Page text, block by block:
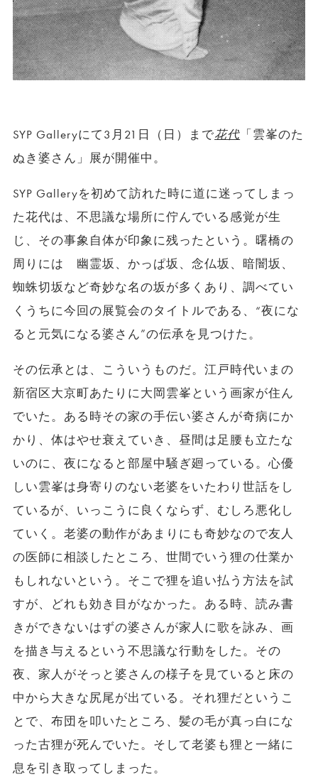
SYP Galleryにて3月21日（日）まで花代 「雲峯のた
ぬき婆さん」展が開催中。
SYP Galleryを初めて訪れた時に道に迷ってしまっ
た花代は、不思議な場所に佇んでいる感覚が生
じ、その事象自体が印象に残ったという。曙橋の
周りには 幽霊坂、かっぱ坂、念仏坂、暗闇坂、
蜘蛛切坂など奇妙な名の坂が多くあり、調べてい
くうちに今回の展覧会のタイトルである、“夜にな
ると元気になる婆さん”の伝承を見つけた。
その伝承とは、こういうものだ。江戸時代いまの
新宿区大京町あたりに大岡雲峯という画家が住ん
でいた。ある時その家の手伝い婆さんが奇病にか
かり、体はやせ衰えていき、昼間は足腰も立たな
いのに、夜になると部屋中騒ぎ廻っている。心優
しい雲峯は身寄りのない老婆をいたわり世話をし
ているが、いっこうに良くならず、むしろ悪化し
ていく。老婆の動作があまりにも奇妙なので友人
の医師に相談したところ、世間でいう狸の仕業か
もしれないという。そこで狸を追い払う方法を試
すが、どれも効き目がなかった。ある時、読み書
きができないはずの婆さんが家人に歌を詠み、画
を描き与えるという不思議な行動をした。その
夜、家人がそっと婆さんの様子を見ていると床の
中から大きな尻尾が出ている。それ狸だというこ
とで、布団を叩いたところ、髪の毛が真っ白にな
った古狸が死んでいた。そして老婆も狸と一緒に
息を引き取ってしまった。